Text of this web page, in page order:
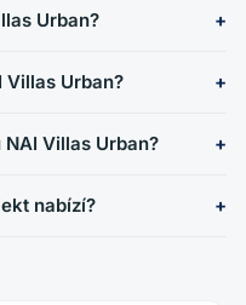
Urban?
Villas Urban?
Villas Urban?
nabízí?